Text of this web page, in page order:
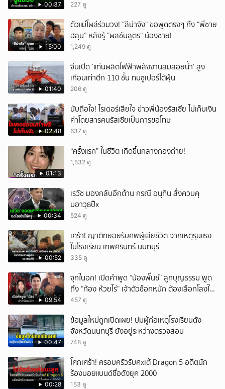
00:37 227 ดู
15:00
ตัวแม่โผล่ร่วมวง! “ลีน่าจัง” ขอพูดตรงๆ ถึง “พี่ชาย
ฮลุน” หลังรู้ “ผลชันสูตร” น้องชาย!
1,249 ดู
01:40
จีนเปิด ‘แท่นผลิตไฟฟ้าพลังงานลมลอยน้ำ’ สูง
เกือบเท่าตึก 110 ชั้น ทนซูเปอร์ไต้ฝุ่น
206 ดู
02:48
นับถือใจ! ไรเดอร์เสียใจ ข่าวพี่น้องรัสเซีย ไม่เก็บเงิน
ค่าโดยสารคนรัสเซียเป็นการขอโทษ
637 ดู
01:13
“ครั้งแรก” ในชีวิต เกิดขึ้นกลางกองถ่าย!
1,532 ดู
00:34
เรวัช มองกลับอีกด้าน กรณี อนุทิน สั่งควบคุ
มอาวุธปืx
524 ดู
00:52
เศร้า! ญาติทยอยรับศพผู้เสียชีวิต จากเหตุรุนแรง
ในโรงเรียน เทพศิรินทร์ นนทบุรี
335 ดู
09:54
จุกในอก! เปิดคำพูด “น้องพั๊นซ์” ลูกบุญธรรม พูด
ถึง “ก้อง ห้วยไร่” เจ้าตัวช็อกหนัก ต้องเลือกโลงให้
ลูก!
457 ดู
00:47
ข้อมูลใหม่ถูกเปิดเผย! ปมผู้ก่อเหตุโรงเรียนดัง
จังหวัดนนทบุรี ยังอยู่ระหว่างตรวจสอบ
748 ดู
00:28
โศกเศร้า! ครอบครัวรับศxเต้ Dragon 5 อดีตนัก
ร้องบอยแบนด์ชื่อดังยุค 2000
153 ดู